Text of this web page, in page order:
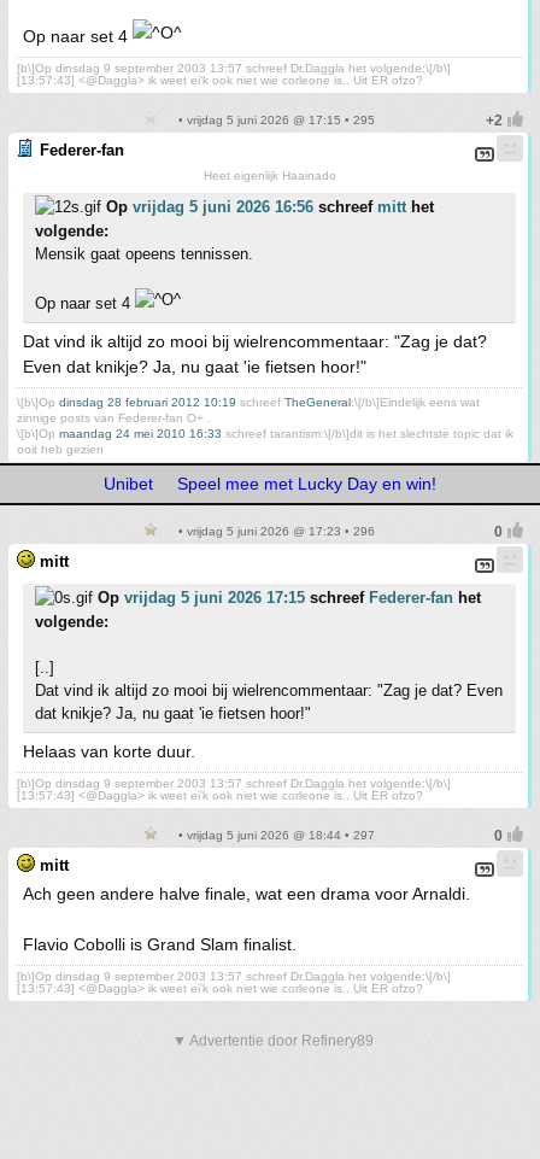
Op naar set 4
[b\]Op dinsdag 9 september 2003 13:57 schreef Dr.Daggla het volgende:\[/b\]
[13:57:43] <@Daggla> ik weet ei'k ook niet wie corleone is.. Uit ER ofzo?
• vrijdag 5 juni 2026 @ 17:15 • 295
Federer-fan
Heet eigenlijk Haainado
Op vrijdag 5 juni 2026 16:56 schreef mitt het
volgende:
Mensik gaat opeens tennissen.
Op naar set 4
Dat vind ik altijd zo mooi bij wielrencommentaar: "Zag je dat?
Even dat knikje? Ja, nu gaat 'ie fietsen hoor!"
\[b\]Op dinsdag 28 februari 2012 10:19 schreef TheGeneral:\[/b\]Eindelijk eens wat
zinnige posts van Federer-fan O+ .
\[b\]Op maandag 24 mei 2010 16:33 schreef tarantism:\[/b\]dit is het slechtste topic dat ik
ooit heb gezien
Unibet Speel mee met Lucky Day en win!
• vrijdag 5 juni 2026 @ 17:23 • 296
mitt
Op vrijdag 5 juni 2026 17:15 schreef Federer-fan het
volgende:
[..]
Dat vind ik altijd zo mooi bij wielrencommentaar: "Zag je dat? Even
dat knikje? Ja, nu gaat 'ie fietsen hoor!"
Helaas van korte duur.
[b\]Op dinsdag 9 september 2003 13:57 schreef Dr.Daggla het volgende:\[/b\]
[13:57:43] <@Daggla> ik weet ei'k ook niet wie corleone is.. Uit ER ofzo?
• vrijdag 5 juni 2026 @ 18:44 • 297
mitt
Ach geen andere halve finale, wat een drama voor Arnaldi.
Flavio Cobolli is Grand Slam finalist.
[b\]Op dinsdag 9 september 2003 13:57 schreef Dr.Daggla het volgende:\[/b\]
[13:57:43] <@Daggla> ik weet ei'k ook niet wie corleone is.. Uit ER ofzo?
▼ Advertentie door Refinery89